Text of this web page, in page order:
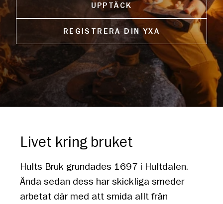
UPPTÄCK
REGISTRERA DIN YXA
Livet kring bruket
Hults Bruk grundades 1697 i Hultdalen.
Ända sedan dess har skickliga smeder
arbetat där med att smida allt från